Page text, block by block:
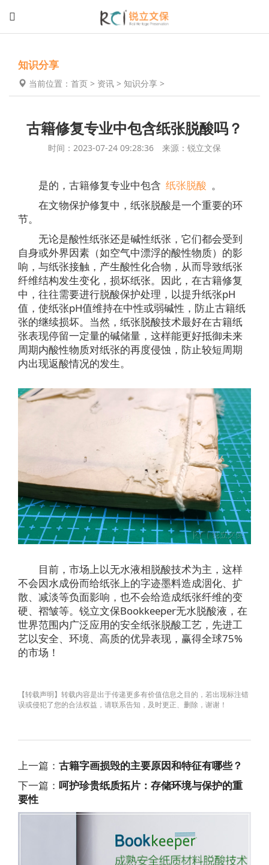
知识分享
当前位置： 首页 > 资讯 > 知识分享 >
古籍修复专业中包含纸张脱酸吗？
时间：2023-07-24 09:28:36 来源：锐立文保
是的，古籍修复专业中包含 纸张脱酸 。
在文物保护修复中，纸张脱酸是一个重要的环
节。
无论是酸性纸张还是碱性纸张，它们都会受到
自身或外界因素（如空气中漂浮的酸性物质）的影
响，与纸张接触，产生酸性化合物，从而导致纸张
纤维结构发生变化，损坏纸张。因此，在古籍修复
中，往往需要进行脱酸保护处理，以提升纸张pH
值，使纸张pH值维持在中性或弱碱性，防止古籍纸
张的继续损坏。当然，纸张脱酸技术最好在古籍纸
张表现停留一定量的碱储量，这样能更好抵御未来
周期内酸性物质对纸张的再度侵蚀，防止较短周期
内出现返酸情况的发生。
目前，市场上以无水液相脱酸技术为主，这样
不会因水成份而给纸张上的字迹墨料造成洇化、扩
散、减淡等负面影响，也不会给造成纸张纤维的变
硬、褶皱等。锐立文保Bookkeeper无水脱酸液，在
世界范围内广泛应用的安全纸张脱酸工艺，先进工
艺以安全、环境、高质的优异表现，赢得全球75%
的市场！
【转载声明】转载内容是出于传递更多有价值信息之目的，若出现标注错
误或侵犯了您的合法权益，请联系告知，及时更正、删除，谢谢！
上一篇： 古籍字画损毁的主要原因和特征有哪些？
下一篇： 呵护珍贵纸质拓片：存储环境与保护的重
要性